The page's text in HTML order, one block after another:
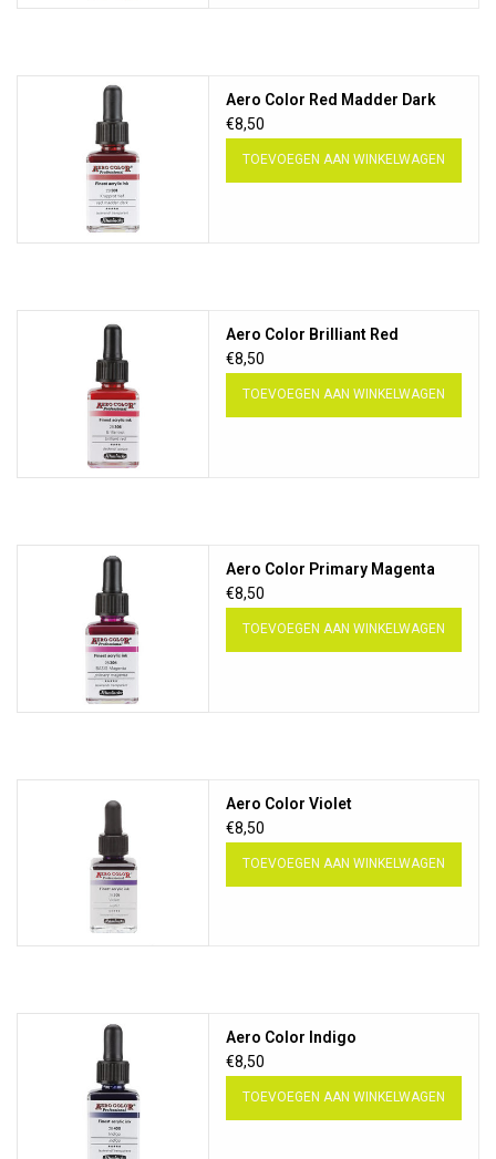
Aero Color Red Madder Dark
€8,50
TOEVOEGEN AAN WINKELWAGEN
Aero Color Brilliant Red
€8,50
TOEVOEGEN AAN WINKELWAGEN
Aero Color Primary Magenta
€8,50
TOEVOEGEN AAN WINKELWAGEN
Aero Color Violet
€8,50
TOEVOEGEN AAN WINKELWAGEN
Aero Color Indigo
€8,50
TOEVOEGEN AAN WINKELWAGEN